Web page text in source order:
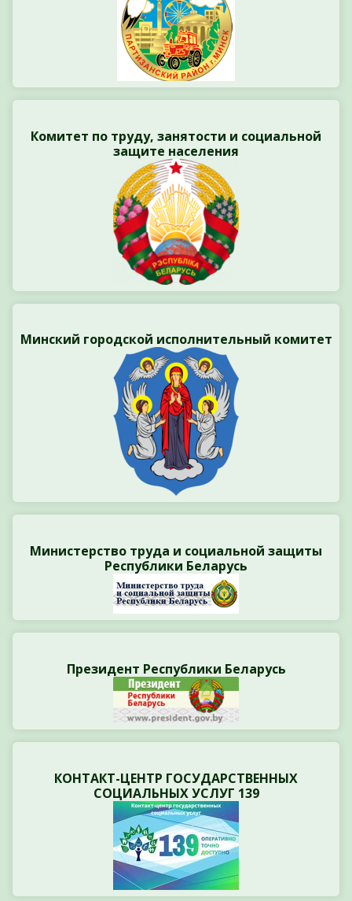
Комитет по труду, занятости и социальной
защите населения
Минский городской исполнительный комитет
Министерство труда и социальной защиты
Республики Беларусь
Президент Республики Беларусь
КОНТАКТ-ЦЕНТР ГОСУДАРСТВЕННЫХ
СОЦИАЛЬНЫХ УСЛУГ 139